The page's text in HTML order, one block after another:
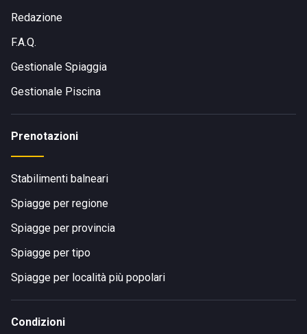
Redazione
F.A.Q.
Gestionale Spiaggia
Gestionale Piscina
Prenotazioni
Stabilimenti balneari
Spiagge per regione
Spiagge per provincia
Spiagge per tipo
Spiagge per località più popolari
Condizioni